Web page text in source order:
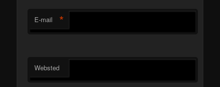
E-mail *
Websted